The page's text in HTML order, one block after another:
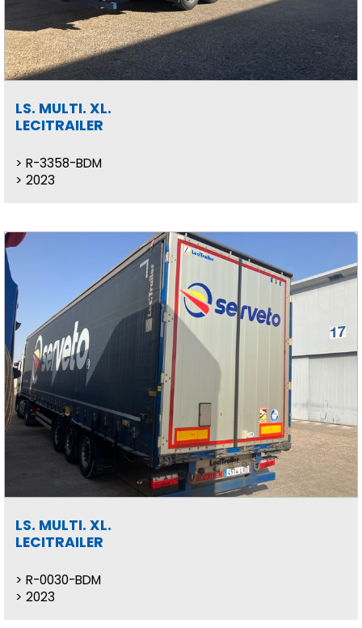
LS. MULTI. XL.
LECITRAILER
R-3358-BDM
2023
LS. MULTI. XL.
LECITRAILER
R-0030-BDM
2023